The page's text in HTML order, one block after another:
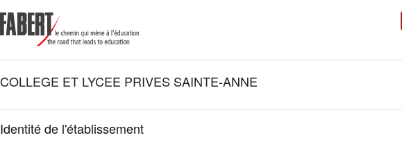
COLLEGE ET LYCEE PRIVES SAINTE-ANNE
Identité de l'établissement